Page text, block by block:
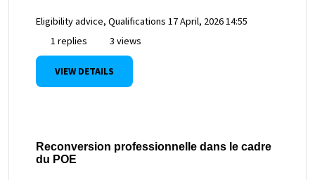
Eligibility advice, Qualifications 17 April, 2026 14:55
1 replies
3 views
VIEW DETAILS
Reconversion professionnelle dans le cadre
du POE